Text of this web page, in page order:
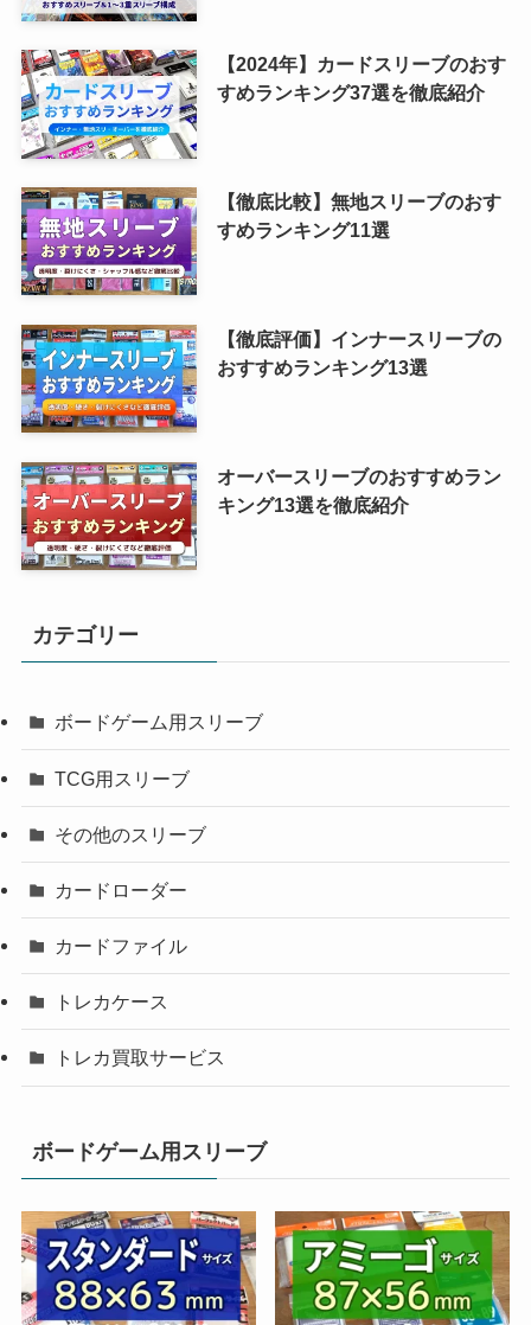
【2024年】カードスリーブのおす
すめランキング37選を徹底紹介
【徹底比較】無地スリーブのおす
すめランキング11選
【徹底評価】インナースリーブの
おすすめランキング13選
オーバースリーブのおすすめラン
キング13選を徹底紹介
カテゴリー
ボードゲーム用スリーブ
TCG用スリーブ
その他のスリーブ
カードローダー
カードファイル
トレカケース
トレカ買取サービス
ボードゲーム用スリーブ